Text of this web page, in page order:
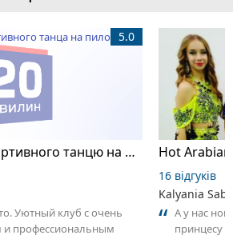
Victoria, школа спортивного танцю на пілоні
5.0
Уютный клуб с очень
профессиональным
16 відгуків
Kalyania
А у нас
принцесу